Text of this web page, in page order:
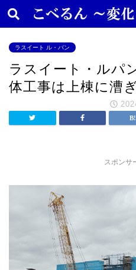
ラスイート ル・パン
ラスイート・ルパ
体工事は上棟に漕
スポンサ